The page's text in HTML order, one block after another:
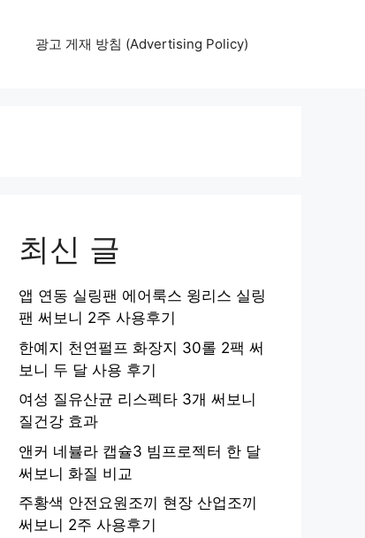
광고 게재 방침 (Advertising Policy)
최신 글
앱 연동 실링팬 에어룩스 윙리스 실링
팬 써보니 2주 사용후기
한예지 천연펄프 화장지 30롤 2팩 써
보니 두 달 사용 후기
여성 질유산균 리스펙타 3개 써보니
질건강 효과
앤커 네뷸라 캡슐3 빔프로젝터 한 달
써보니 화질 비교
주황색 안전요원조끼 현장 산업조끼
써보니 2주 사용후기